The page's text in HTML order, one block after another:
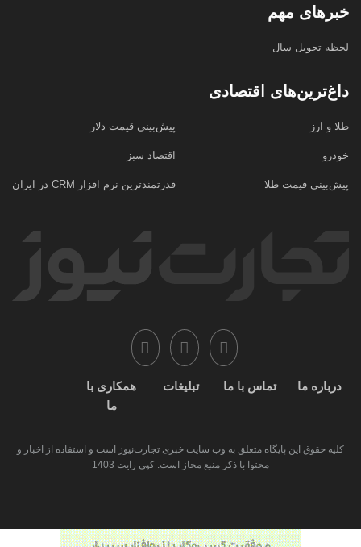
خبرهای مهم
لحظه تحویل سال
داغ‌ترین‌های اقتصادی
طلا و ارز
خودرو
پیش‌بینی قیمت طلا
پیش‌بینی قیمت دلار
اقتصاد سبز
قدرتمندترین نرم‌ افزار CRM در ایران
درباره ما تماس با ما تبلیغات
همکاری با
ما
کلیه حقوق این پایگاه متعلق به وب سایت خبری تجارت‌نیوز است و استفاده از اخبار و
محتوا با ذکر منبع مجاز است. کپی رایت 1403